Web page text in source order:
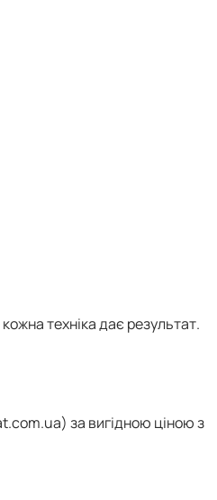
техніка дає результат.
за вигідною ціною з